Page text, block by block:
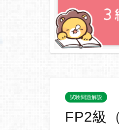
試験問題解説
FP2級